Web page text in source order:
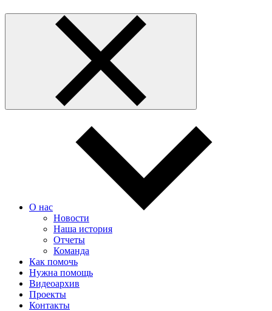
О нас
Новости
Наша история
Отчеты
Команда
Как помочь
Нужна помощь
Видеоархив
Проекты
Контакты